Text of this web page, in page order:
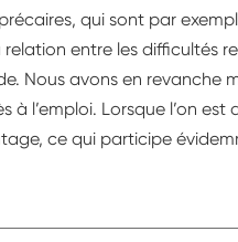
qui sont par
entre les difficultés
Nous avons en revanche
à l’emploi. Lorsque l’on est
ce qui participe